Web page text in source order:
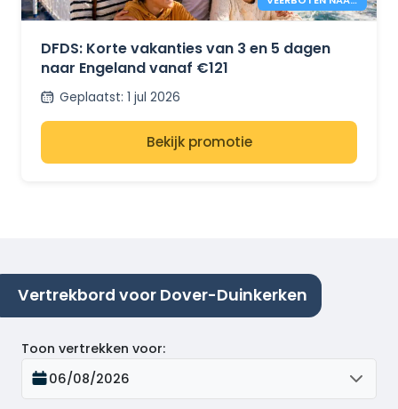
ENGELAND VANAF
DFDS: Korte vakanties van 3 en 5 dagen
naar Engeland vanaf €121
Geplaatst: 1 jul 2026
Bekijk promotie
Vertrekbord voor Dover-Duinkerken
Toon vertrekken voor:
06/08/2026